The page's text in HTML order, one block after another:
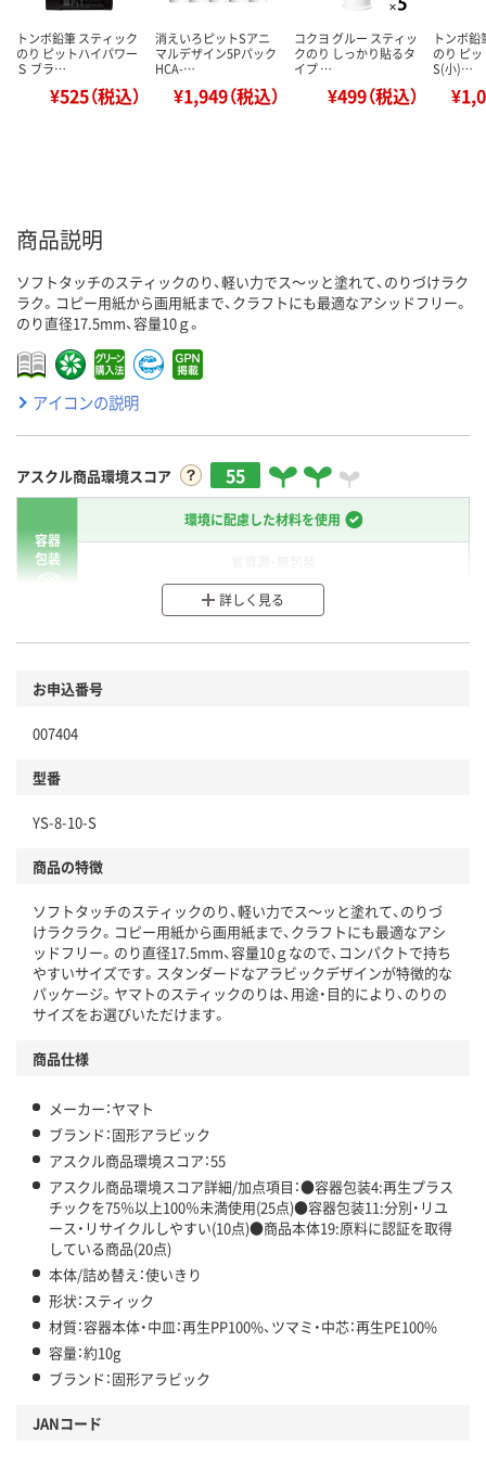
トンボ鉛筆 スティック
のり ピットハイパワー
Ｓ ブラ…
¥525（税込）
消えいろピットSアニ
マルデザイン5Pパック
HCA-…
¥1,949（税込）
コクヨ グルー スティッ
クのり しっかり貼るタ
イプ …
¥499（税込）
トンボ鉛
のり ピ
S(小)…
商品説明
ソフトタッチのスティックのり、軽い力でス～ッと塗れて、のりづけラク
ラク。コピー用紙から画用紙まで、クラフトにも最適なアシッドフリー。
のり直径17.5mm、容量10ｇ。
アイコンの説明
アスクル商品環境スコア 55
容器
包装
環境に配慮した材料を使用
分別・リサイクルしやすい設計
商品
本体
仕組
この商品の環境配慮ポイントです。下記商品詳細「
アスクル商品環境スコア詳細／加点項目
」で確認できます。
詳しく見る
お申込番号
007404
型番
YS-8-10-S
商品の特徴
ソフトタッチのスティックのり、軽い力でス～ッと塗れて、のりづ
けラクラク。コピー用紙から画用紙まで、クラフトにも最適なアシ
ッドフリー。のり直径17.5mm、容量10ｇなので、コンパクトで持ち
やすいサイズです。スタンダードなアラビックデザインが特徴的な
パッケージ。ヤマトのスティックのりは、用途・目的により、のりの
サイズをお選びいただけます。
商品仕様
メーカー：ヤマト
ブランド：固形アラビック
アスクル商品環境スコア：55
アスクル商品環境スコア詳細/加点項目：●容器包装4:再生プラス
チックを75％以上100％未満使用(25点)●容器包装11:分別・リユ
ース・リサイクルしやすい(10点)●商品本体19:原料に認証を取得
している商品(20点)
本体/詰め替え：使いきり
形状：スティック
材質：容器本体・中皿：再生PP100%、ツマミ・中芯：再生PE100%
容量：約10g
ブランド：固形アラビック
JANコード